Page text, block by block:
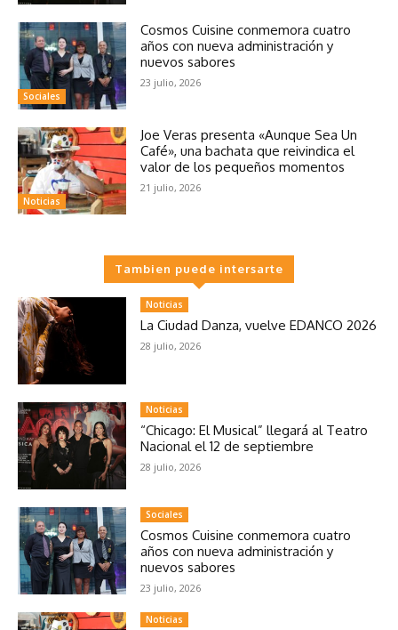
Sociales
Cosmos Cuisine conmemora cuatro
años con nueva administración y
nuevos sabores
23 julio, 2026
Noticias
Joe Veras presenta «Aunque Sea Un
Café», una bachata que reivindica el
valor de los pequeños momentos
21 julio, 2026
Tambien puede intersarte
Noticias
La Ciudad Danza, vuelve EDANCO 2026
28 julio, 2026
Noticias
“Chicago: El Musical” llegará al Teatro
Nacional el 12 de septiembre
28 julio, 2026
Sociales
Cosmos Cuisine conmemora cuatro
años con nueva administración y
nuevos sabores
23 julio, 2026
Noticias